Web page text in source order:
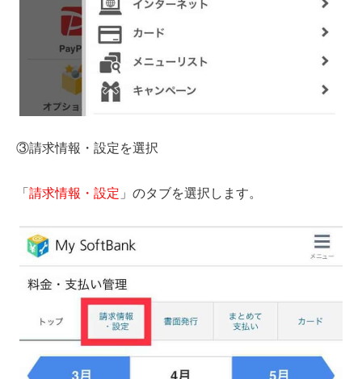
③請求情報・設定を選択
「 請求情報・設定 」のタブを選択します。